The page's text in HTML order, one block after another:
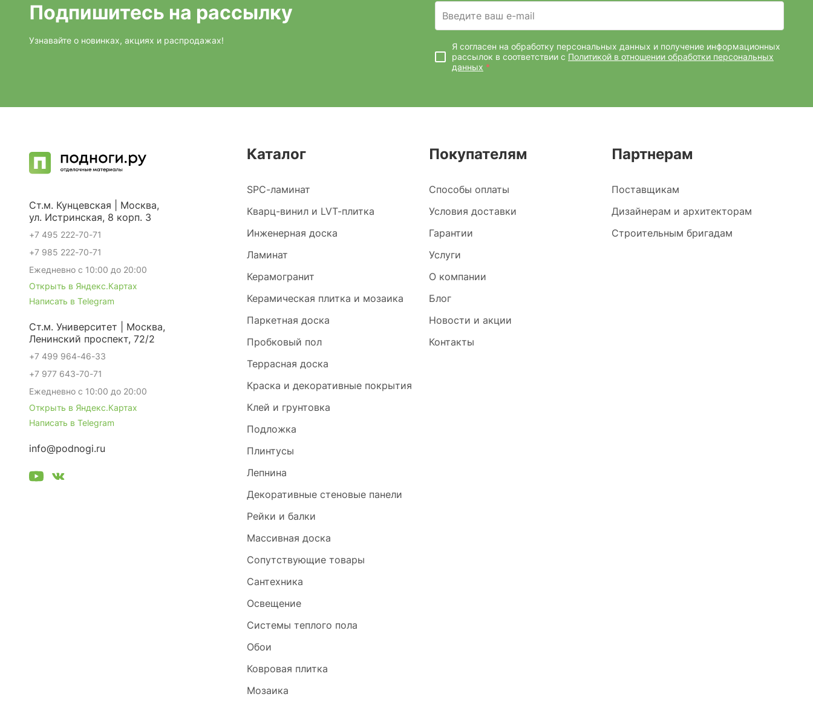
Подпишитесь на рассылку
Узнавайте о новинках, акциях и распродажах!
Введите ваш e-mail
Я согласен на обработку персональных данных и получение информационных
рассылок в соответствии с Политикой в отношении обработки персональных
данных *
Каталог
SPC-ламинат
Кварц-винил и LVT-плитка
Инженерная доска
Ламинат
Керамогранит
Керамическая плитка и мозаика
Паркетная доска
Пробковый пол
Террасная доска
Краска и декоративные покрытия
Клей и грунтовка
Подложка
Плинтусы
Лепнина
Декоративные стеновые панели
Рейки и балки
Массивная доска
Сопутствующие товары
Сантехника
Освещение
Системы теплого пола
Обои
Ковровая плитка
Мозаика
Покупателям
Способы оплаты
Условия доставки
Гарантии
Услуги
О компании
Блог
Новости и акции
Контакты
Партнерам
Поставщикам
Дизайнерам и архитекторам
Строительным бригадам
Ст.м. Кунцевская | Москва,
ул. Истринская, 8 корп. 3
+7 495 222-70-71
+7 985 222-70-71
Ежедневно с 10:00 до 20:00
Открыть в Яндекс.Картах
Написать в Telegram
Ст.м. Университет | Москва,
Ленинский проспект, 72/2
+7 499 964-46-33
+7 977 643-70-71
Ежедневно с 10:00 до 20:00
Открыть в Яндекс.Картах
Написать в Telegram
info@podnogi.ru